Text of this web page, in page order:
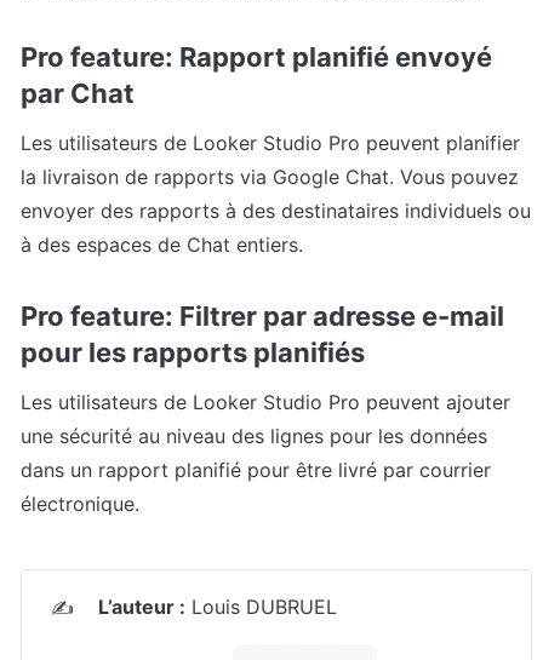
Pro feature: Rapport planifié envoyé
par Chat
Les utilisateurs de Looker Studio Pro peuvent planifier
la livraison de rapports via Google Chat. Vous pouvez
envoyer des rapports à des destinataires individuels ou
à des espaces de Chat entiers.
Pro feature: Filtrer par adresse e-mail
pour les rapports planifiés
Les utilisateurs de Looker Studio Pro peuvent ajouter
une sécurité au niveau des lignes pour les données
dans un rapport planifié pour être livré par courrier
électronique.
✍️ L’auteur : Louis DUBRUEL